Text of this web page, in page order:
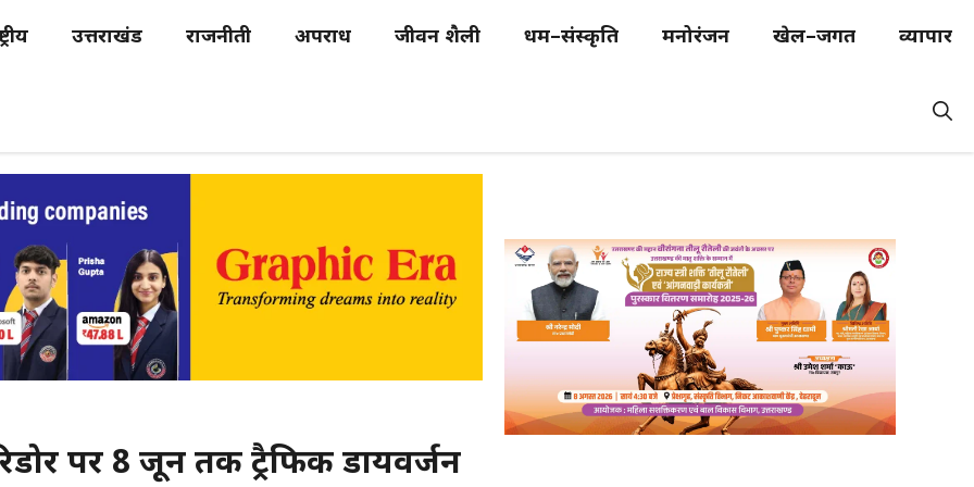
उत्तराखंड राजनीती अपराध जीवन शैली धर्म–संस्कृति मनोरंजन खेल–जगत व्यापार
पर 8 जून तक ट्रैफिक डायवर्जन